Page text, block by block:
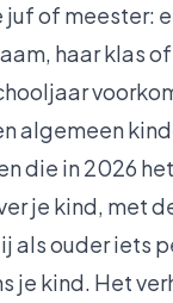
juf of meester:
haar klas
algemeen
die in 2026
je kind, met
als ouder iets
je kind. Het